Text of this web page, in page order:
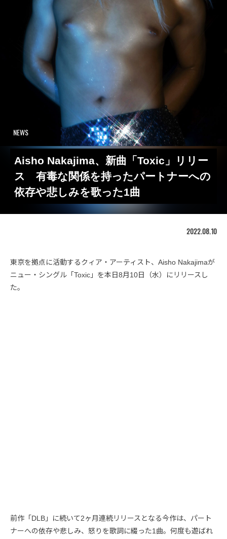
NEWS
Aisho Nakajima、新曲「Toxic」リリー
ス 有毒な関係を持ったパートナーへの
依存や悲しみを歌った1曲
2022.08.10
東京を拠点に活動するクィア・アーティスト、Aisho Nakajimaが
ニュー・シングル「Toxic」を本日8月10日（水）にリリースし
た。
前作「DLB」に続いて2ヶ月連続リリースとなる今作は、パート
ナーへの依存や悲しみ、怒りを歌詞に綴った1曲。何度も遊ばれ